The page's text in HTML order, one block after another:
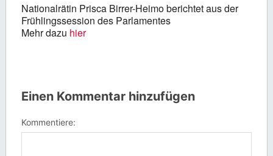
Nationalrätin Prisca Birrer-Heimo berichtet aus der
Frühlingssession des Parlamentes
Mehr dazu hier
Einen Kommentar hinzufügen
Kommentiere: